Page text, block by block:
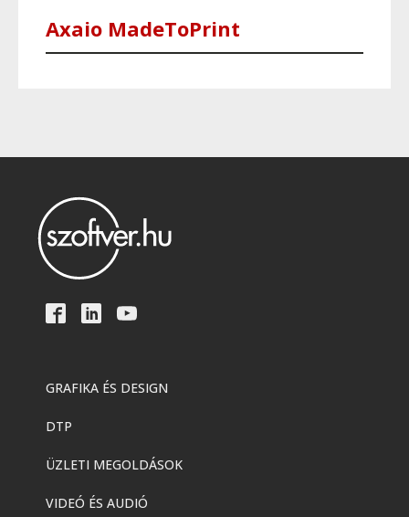
Axaio MadeToPrint
GRAFIKA ÉS DESIGN
DTP
ÜZLETI MEGOLDÁSOK
VIDEÓ ÉS AUDIÓ